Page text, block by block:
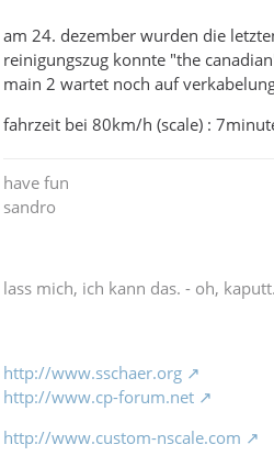
am 24. dezember wurden die
reinigungszug konnte "the
main 2 wartet noch auf
fahrzeit bei 80km/h (scale) :
have fun
sandro
lass mich, ich kann das. - oh, kaputt.
http://www.sschaer.org
http://www.cp-forum.net
http://www.custom-nscale.com